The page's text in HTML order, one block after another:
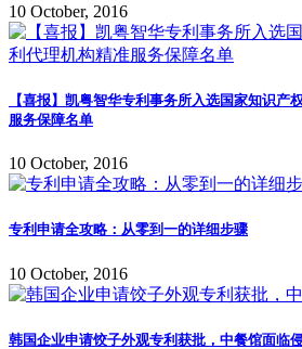
10 October, 2016
【喜报】凯粤智华专利事务所入选国家知识产
服务保障名单
10 October, 2016
专利申请全攻略：从零到一的详细步骤
10 October, 2016
韩国企业申请饺子外观专利获批，中餐馆面临